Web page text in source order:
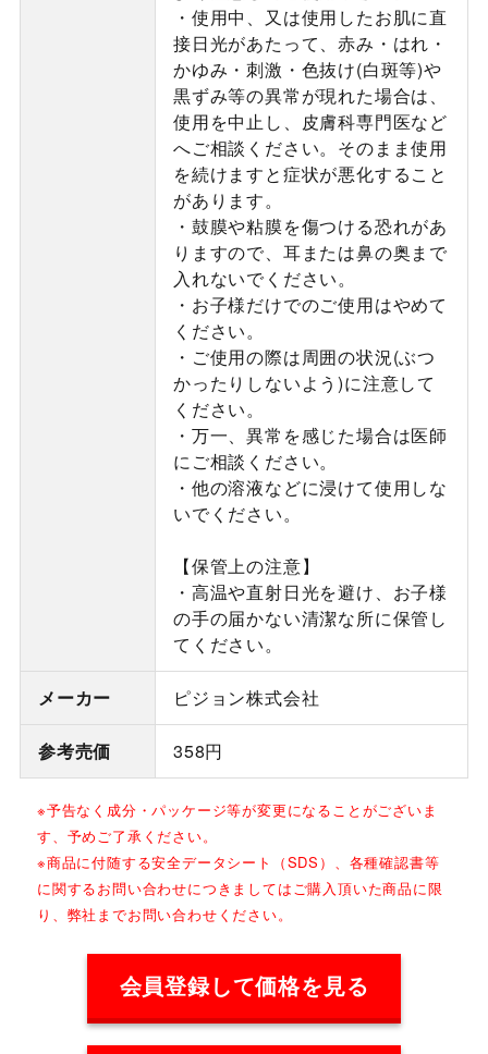
・使用中、又は使用したお肌に直
接日光があたって、赤み・はれ・
かゆみ・刺激・色抜け(白斑等)や
黒ずみ等の異常が現れた場合は、
使用を中止し、皮膚科専門医など
へご相談ください。そのまま使用
を続けますと症状が悪化すること
があります。
・鼓膜や粘膜を傷つける恐れがあ
りますので、耳または鼻の奥まで
入れないでください。
・お子様だけでのご使用はやめて
ください。
・ご使用の際は周囲の状況(ぶつ
かったりしないよう)に注意して
ください。
・万一、異常を感じた場合は医師
にご相談ください。
・他の溶液などに浸けて使用しな
いでください。
【保管上の注意】
・高温や直射日光を避け、お子様
の手の届かない清潔な所に保管し
てください。
メーカー ピジョン株式会社
参考売価 358円
※予告なく成分・パッケージ等が変更になることがございま
す、予めご了承ください。
※商品に付随する安全データシート（SDS）、各種確認書等
に関するお問い合わせにつきましてはご購入頂いた商品に限
り、弊社までお問い合わせください。
会員登録して価格を見る